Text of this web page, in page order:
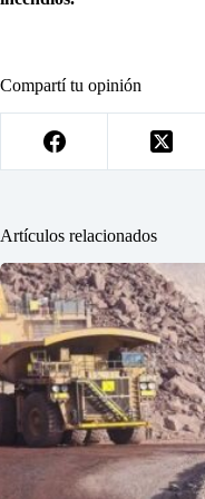
Compartí tu opinión
Artículos relacionados